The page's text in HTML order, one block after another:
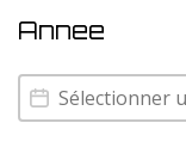
Annee
Annee
Annee